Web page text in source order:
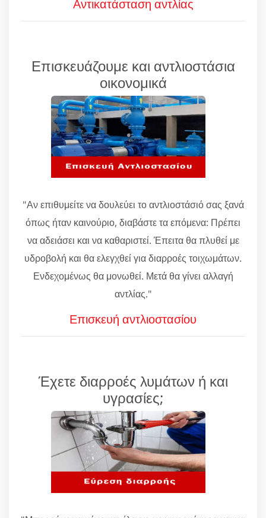
Αντικατάσταση αντλίας
Επισκευάζουμε και αντλιοστάσια
οικονομικά
"Αν επιθυμείτε να δουλεύει το αντλιοστάσιό σας ξανά
όπως ήταν καινούριο, διαβάστε τα επόμενα: Πρέπει
να αδειάσει και να καθαριστεί. Έπειτα θα πλυθεί με
υδροβολή και θα ελεγχθεί για διαρροές τοιχωμάτων.
Ενδεχομένως θα μονωθεί. Μετά θα γίνει αλλαγή
αντλίας."
Επισκευή αντλιοστασίου
Έχετε διαρροές λυμάτων ή και
υγρασίες;